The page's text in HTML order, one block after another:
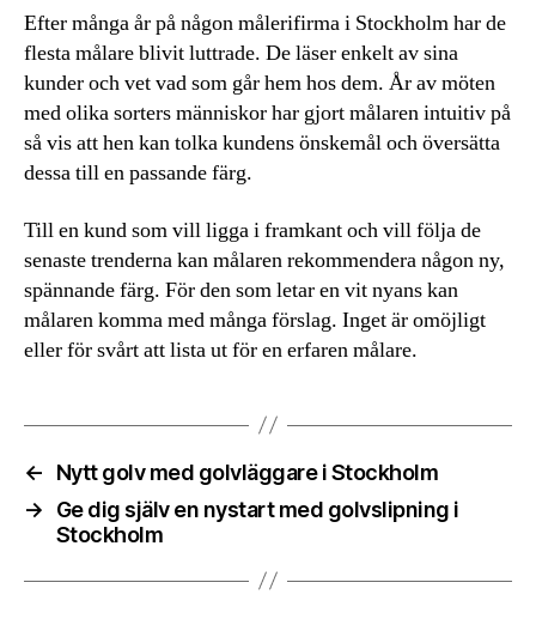
Efter många år på någon målerifirma i Stockholm har de
flesta målare blivit luttrade. De läser enkelt av sina
kunder och vet vad som går hem hos dem. År av möten
med olika sorters människor har gjort målaren intuitiv på
så vis att hen kan tolka kundens önskemål och översätta
dessa till en passande färg.
Till en kund som vill ligga i framkant och vill följa de
senaste trenderna kan målaren rekommendera någon ny,
spännande färg. För den som letar en vit nyans kan
målaren komma med många förslag. Inget är omöjligt
eller för svårt att lista ut för en erfaren målare.
←
Nytt golv med golvläggare i Stockholm
→
Ge dig själv en nystart med golvslipning i
Stockholm